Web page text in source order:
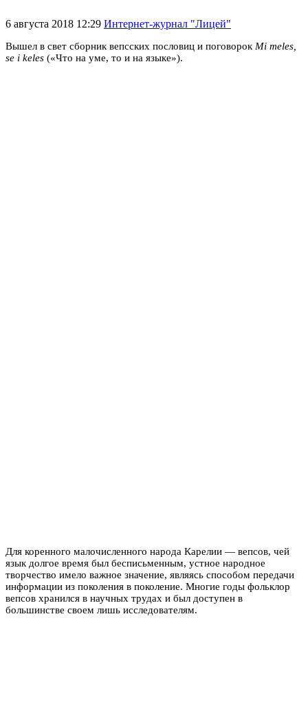
6 августа 2018 12:29 Интернет-журнал "Лицей"
Вышел в свет сборник вепсских пословиц и поговорок Mi meles,
se i keles («Что на уме, то и на языке»).
Для коренного малочисленного народа Карелии — вепсов, чей
язык долгое время был бесписьменным, устное народное
творчество имело важное значение, являясь способом передачи
информации из поколения в поколение. Многие годы фольклор
вепсов хранился в научных трудах и был доступен в
большинстве своем лишь исследователям.